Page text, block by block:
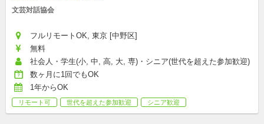
文芸対話協会
フルリモートOK, 東京 [中野区]
無料
社会人・学生(小, 中, 高, 大, 専)・シニア(世代を超えた参加歓迎)
数ヶ月に1回でもOK
1年からOK
リモート可 世代を超えた参加歓迎 シニア歓迎